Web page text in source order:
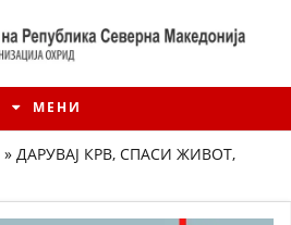
МЕНИ
» ДАРУВАЈ КРВ, СПАСИ ЖИВОТ,